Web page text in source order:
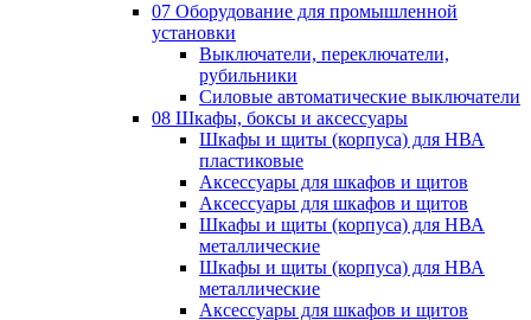
07 Оборудование для промышленной
установки
Выключатели, переключатели,
рубильники
Силовые автоматические выключатели
08 Шкафы, боксы и аксессуары
Шкафы и щиты (корпуса) для НВА
пластиковые
Аксессуары для шкафов и щитов
Аксессуары для шкафов и щитов
Шкафы и щиты (корпуса) для НВА
металлические
Шкафы и щиты (корпуса) для НВА
металлические
Аксессуары для шкафов и щитов